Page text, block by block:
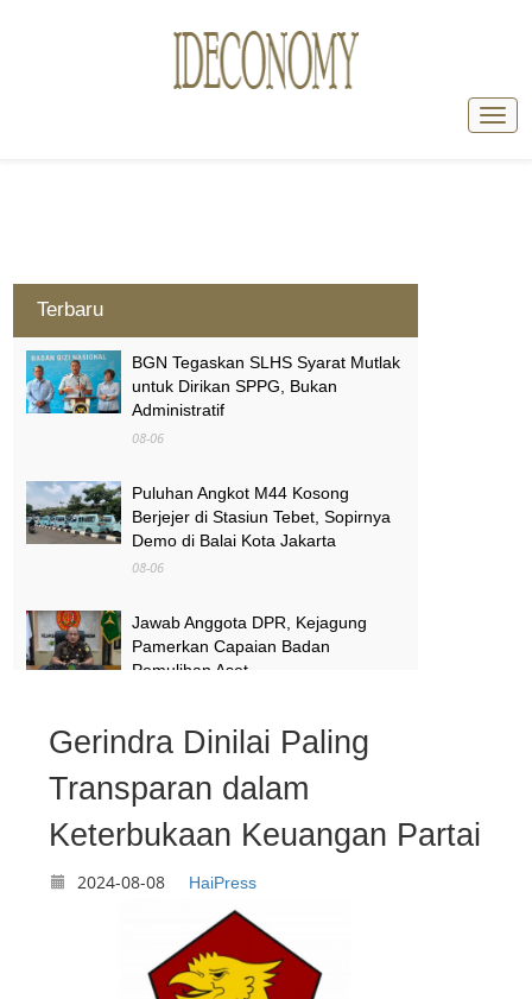
Terbaru
BGN Tegaskan SLHS Syarat Mutlak
untuk Dirikan SPPG, Bukan
Administratif
08-06
Puluhan Angkot M44 Kosong
Berjejer di Stasiun Tebet, Sopirnya
Demo di Balai Kota Jakarta
08-06
Jawab Anggota DPR, Kejagung
Pamerkan Capaian Badan
Pemulihan Aset
Melihat Terminal Pondok Cabe
Tangsel yang Mendadak Viral Usai
Jadi Lokasi Syuting No Na
08-06
Gerindra Dinilai Paling
Transparan dalam
Keterbukaan Keuangan Partai
2024-08-08 HaiPress